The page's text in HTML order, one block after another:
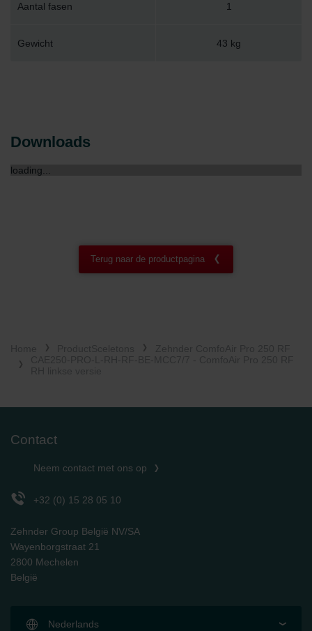
Aantal fasen 1
Gewicht 43 kg
Downloads
loading...
Terug naar de productpagina
Contact
Neem contact met ons op
+32 (0) 15 28 05 10
Zehnder Group België NV/SA
Wayenborgstraat 21
2800 Mechelen
België
Nederlands